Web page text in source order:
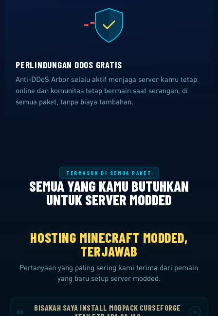
TERMASUK DI SEMUA PAKET
SEMUA YANG KAMU BUTUHKAN
UNTUK SERVER MODDED
PERLINDUNGAN DDOS GRATIS
Anti-DDoS Arbor selalu aktif menjaga server kamu tetap
online dan komunitas tetap bermain saat serangan, di
semua paket, tanpa biaya tambahan.
HOSTING MINECRAFT MODDED,
TERJAWAB
Pertanyaan yang paling sering kami terima dari pemain
yang baru setup server modded.
02
BISAKAH SAYA INSTALL MODPACK CURSEFORGE